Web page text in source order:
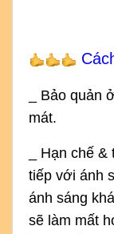
_ Bảo quản
mát.
_ Hạn chế
tiếp với ánh
ánh sáng
sẽ làm mất